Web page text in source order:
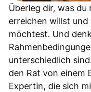
Überleg dir, was
erreichen willst und
möchtest. Und
unterschiedlich
den Rat von einem
Expertin, die sich